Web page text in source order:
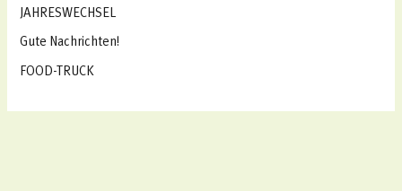
h
:
JAHRESWECHSEL
Gute Nachrichten!
FOOD-TRUCK